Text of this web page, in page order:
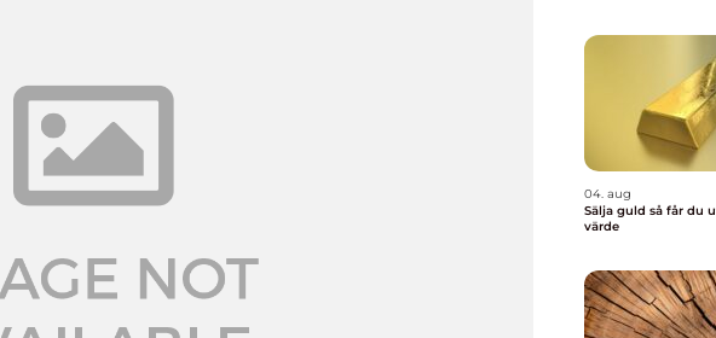
04. aug
Sälja guld så får du ut mesta möjliga
värde